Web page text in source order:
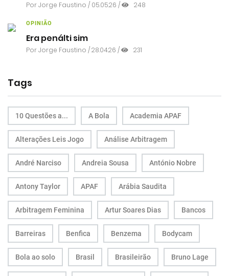
PorJorge Faustino / 05.05.26 / 248
OPINIÃO
Era penálti sim
PorJorge Faustino / 28.04.26 / 231
Tags
10 Questões a... A Bola Academia APAF
Alterações Leis Jogo Análise Arbitragem
André Narciso Andreia Sousa António Nobre
Antony Taylor APAF Arábia Saudita
Arbitragem Feminina Artur Soares Dias Bancos
Barreiras Benfica Benzema Bodycam
Bola ao solo Brasil Brasileirão Bruno Lage